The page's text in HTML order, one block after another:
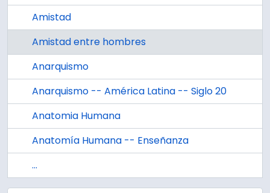
Amistad
Amistad entre hombres
Anarquismo
Anarquismo -- América Latina -- Siglo 20
Anatomia Humana
Anatomía Humana -- Enseñanza
...